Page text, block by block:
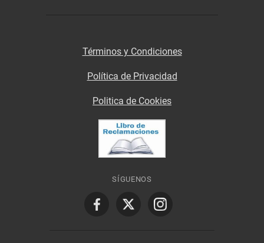
Términos y Condiciones
Política de Privacidad
Politica de Cookies
SÍGUENOS